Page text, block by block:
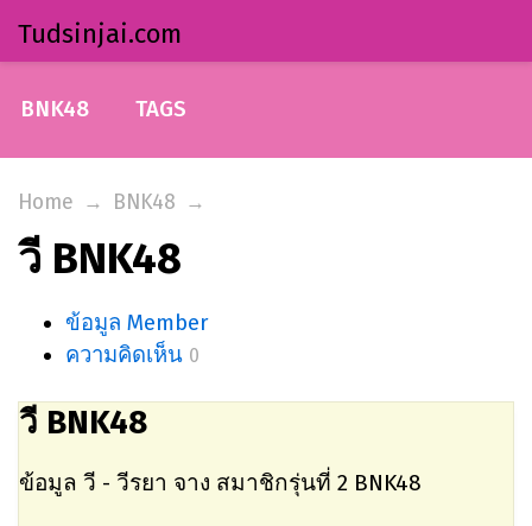
Tudsinjai.com
BNK48 TAGS
Home → BNK48 →
วี BNK48
ข้อมูล Member
ความคิดเห็น 0
วี BNK48
ข้อมูล วี - วีรยา จาง สมาชิกรุ่นที่ 2 BNK48